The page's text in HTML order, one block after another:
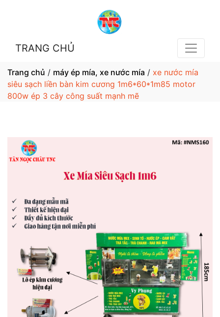
TRANG CHỦ
Trang chủ / máy ép mía, xe nước mía / xe nước mía
siêu sạch liền bàn kim cương 1m6*60*1m85 motor
800w ép 3 cây công suất mạnh mẽ